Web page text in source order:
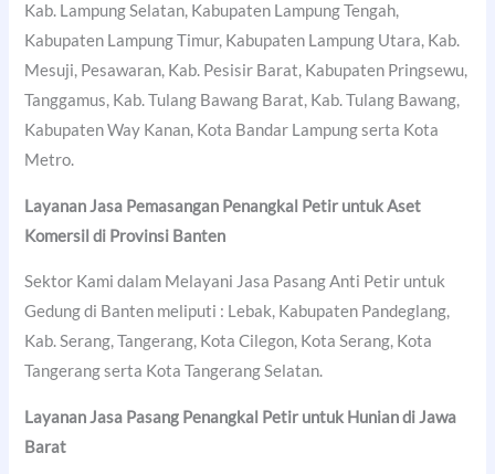
Kab. Lampung Selatan, Kabupaten Lampung Tengah,
Kabupaten Lampung Timur, Kabupaten Lampung Utara, Kab.
Mesuji, Pesawaran, Kab. Pesisir Barat, Kabupaten Pringsewu,
Tanggamus, Kab. Tulang Bawang Barat, Kab. Tulang Bawang,
Kabupaten Way Kanan, Kota Bandar Lampung serta Kota
Metro.
Layanan Jasa Pemasangan Penangkal Petir untuk Aset
Komersil di Provinsi Banten
Sektor Kami dalam Melayani Jasa Pasang Anti Petir untuk
Gedung di Banten meliputi : Lebak, Kabupaten Pandeglang,
Kab. Serang, Tangerang, Kota Cilegon, Kota Serang, Kota
Tangerang serta Kota Tangerang Selatan.
Layanan Jasa Pasang Penangkal Petir untuk Hunian di Jawa
Barat